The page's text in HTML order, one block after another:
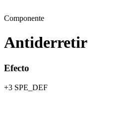
Componente
Antiderretir
Efecto
+3 SPE_DEF